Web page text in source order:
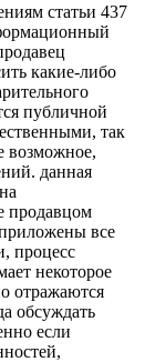
статьи 437
какие-либо
публичной
так
возможное,
данная
продавцом
все
процесс
некоторое
отражаются
обсуждать
если